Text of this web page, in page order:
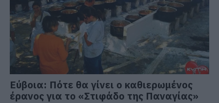
Εύβοια: Πότε θα γίνει ο καθιερωμένος
έρανος για το «Στιφάδο της Παναγίας»